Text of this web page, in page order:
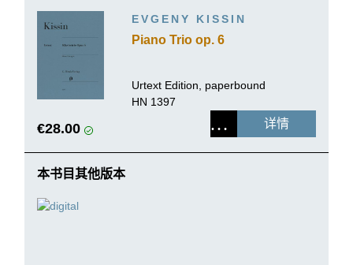
EVGENY KISSIN
Piano Trio op. 6
Urtext Edition, paperbound
HN 1397
€28.00 详情
本书目其他版本